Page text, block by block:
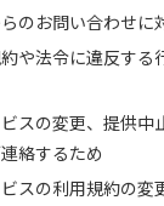
のお問い合わせに
や法令に違反する
スの変更、提供中
絡するため
スの利用規約の変